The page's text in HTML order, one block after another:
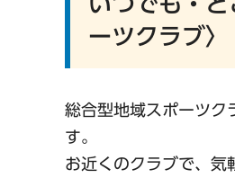
ーツクラブ〉
総合型地域スポーツク
す。
お近くのクラブで、気